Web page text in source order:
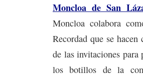
Moncloa de San
Moncloa colabora
Recordad que se
de las invitaciones para
los botillos de la